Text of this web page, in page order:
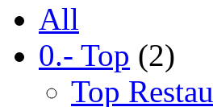
All
0.- Top (2)
Top